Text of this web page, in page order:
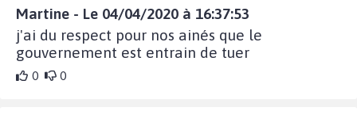
Martine - Le 04/04/2020 à 16:37:53
j'ai du respect pour nos ainés que le
gouvernement est entrain de tuer
0 0